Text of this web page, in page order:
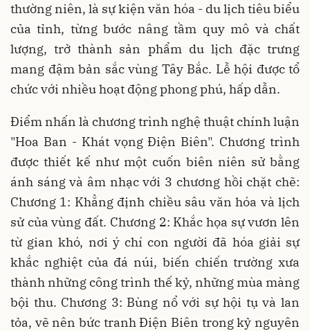
thường niên, là sự kiện văn hóa - du lịch tiêu biểu
của tỉnh, từng bước nâng tầm quy mô và chất
lượng, trở thành sản phẩm du lịch đặc trưng
mang đậm bản sắc vùng Tây Bắc. Lễ hội được tổ
chức với nhiều hoạt động phong phú, hấp dẫn.
Điểm nhấn là chương trình nghệ thuật chính luận
"Hoa Ban - Khát vọng Điện Biên". Chương trình
được thiết kế như một cuốn biên niên sử bằng
ánh sáng và âm nhạc với 3 chương hồi chặt chẽ:
Chương 1: Khẳng định chiều sâu văn hóa và lịch
sử của vùng đất. Chương 2: Khắc họa sự vươn lên
từ gian khó, nơi ý chí con người đã hóa giải sự
khắc nghiệt của đá núi, biến chiến trường xưa
thành những công trình thế kỷ, những mùa màng
bội thu. Chương 3: Bùng nổ với sự hội tụ và lan
tỏa, vẽ nên bức tranh Điện Biên trong kỷ nguyên